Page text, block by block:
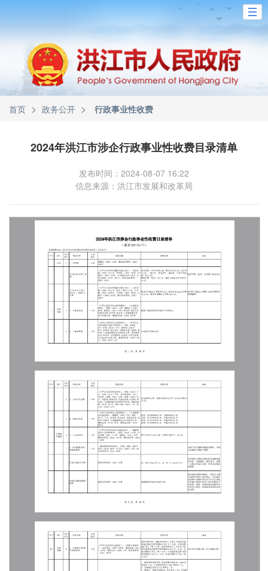
首页 > 政务公开 > 行政事业性收费
2024年洪江市涉企行政事业性收费目录清单
发布时间：2024-08-07 16:22
信息来源：洪江市发展和改革局